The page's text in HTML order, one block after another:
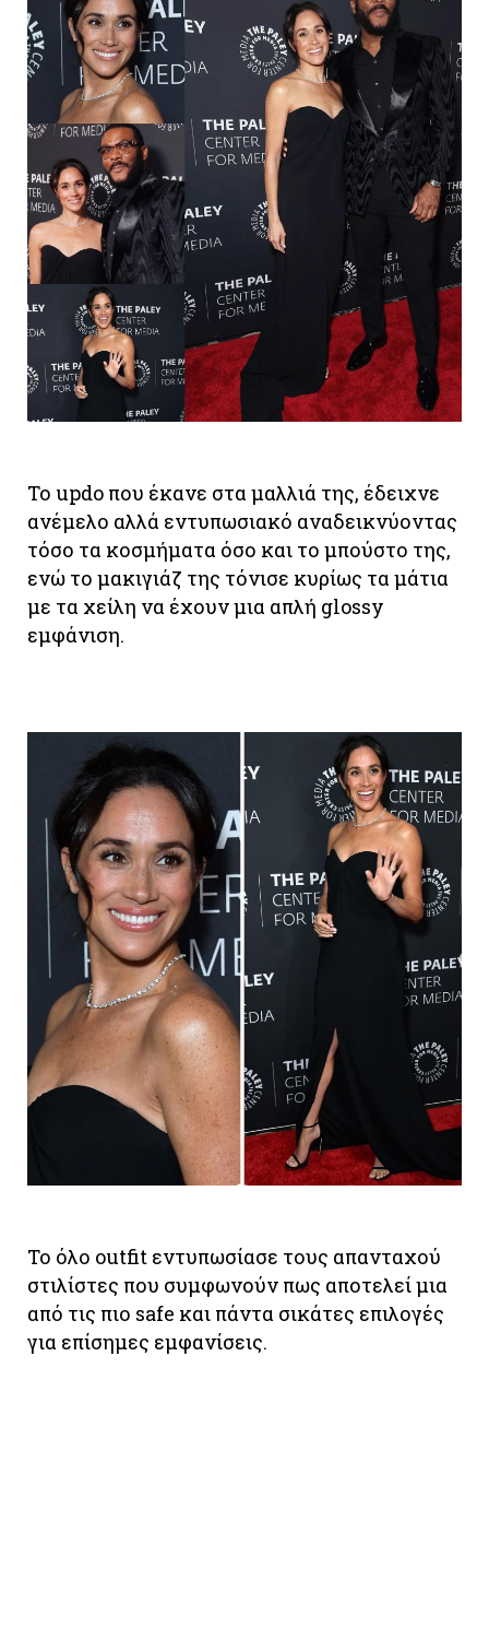
Το updo που έκανε στα μαλλιά της, έδειχνε
ανέμελο αλλά εντυπωσιακό αναδεικνύοντας
τόσο τα κοσμήματα όσο και το μπούστο της,
ενώ το μακιγιάζ της τόνισε κυρίως τα μάτια
με τα χείλη να έχουν μια απλή glossy
εμφάνιση.
Το όλο outfit εντυπωσίασε τους απανταχού
στιλίστες που συμφωνούν πως αποτελεί μια
από τις πιο safe και πάντα σικάτες επιλογές
για επίσημες εμφανίσεις.